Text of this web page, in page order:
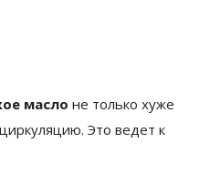
масло не только хуже
Это ведет к